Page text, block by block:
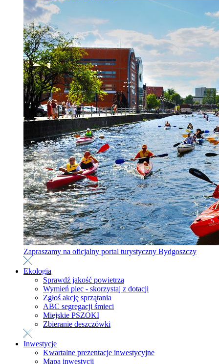
Zapraszamy na oficjalny portal turystyczny Bydgoszczy
Ekologia
Sprawdź jakość powietrza
Wymień piec - skorzystaj z dotacji
Zgłoś akcję sprzątania
ABC segregacji śmieci
Miejskie PSZOKI
Zbieranie deszczówki
Inwestycje
Kwartalne prezentacje inwestycyjne
Mapa inwestycji